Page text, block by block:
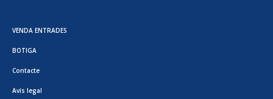
VENDA ENTRADES
BOTIGA
Contacte
Avís legal